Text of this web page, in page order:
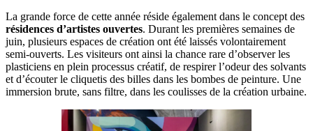
La grande force de cette année réside également dans le concept des
résidences d’artistes ouvertes. Durant les premières semaines de
juin, plusieurs espaces de création ont été laissés volontairement
semi-ouverts. Les visiteurs ont ainsi la chance rare d’observer les
plasticiens en plein processus créatif, de respirer l’odeur des solvants
et d’écouter le cliquetis des billes dans les bombes de peinture. Une
immersion brute, sans filtre, dans les coulisses de la création urbaine.